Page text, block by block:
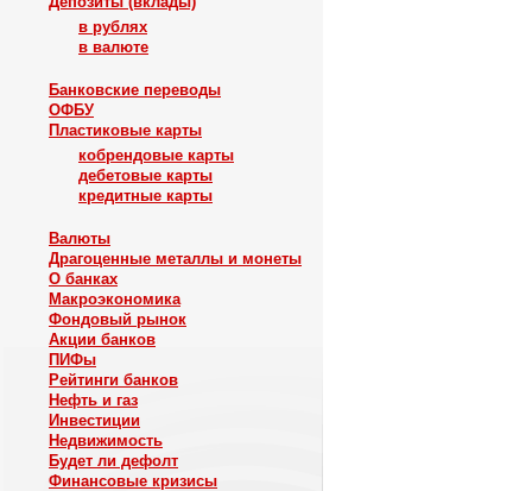
в рублях
в валюте
Банковские переводы
ОФБУ
Пластиковые карты
кобрендовые карты
дебетовые карты
кредитные карты
Валюты
Драгоценные металлы и монеты
О банках
Макроэкономика
Фондовый рынок
Акции банков
ПИФы
Рейтинги банков
Нефть и газ
Инвестиции
Недвижимость
Будет ли дефолт
Финансовые кризисы